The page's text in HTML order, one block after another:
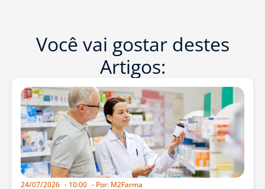
Você vai gostar destes
Artigos:
24/07/2026 - 10:00 - Por: M2Farma